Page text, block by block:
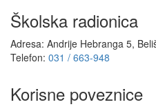
Školska radionica
Adresa: Andrije Hebranga 5,
Telefon: 031 / 663-948
Korisne poveznice